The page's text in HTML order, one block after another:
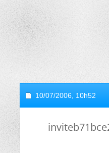
10/07/2006, 10h52